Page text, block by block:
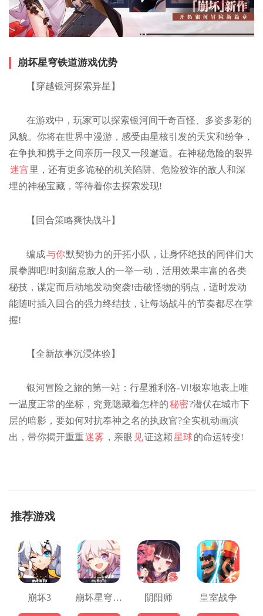
崩坏星穹铁道游戏优势
【穿越银河探索异星】
在游戏中，玩家可以探索银河间千奇百怪、多姿多彩的
风貌。你将在世界中漫游，感受由星核引发的天灾和纷争，
在争执和携手之间亲历一段又一段邂逅。在神秘危险的裂界
迷宫里，还有更多诡秘的机关陷阱、危险狡诈的敌人和深
埋的神秘宝藏，等待着你去探索发现!
【回合策略爽快战斗】
编成与你默契协力的开拓小队，让身怀绝技的同伴们大
展拳脚吧!时刻留意敌人的一举一动，活用效果丰富的各类
秘技，谋定而后动地发动突袭!击破怪物的弱点，适时发动
能随时插入回合的强力终结技，让每场战斗的节奏都尽在掌
握!
【全新故事沉浸体验】
银河冒险之旅的第一站：行星雅利洛-Ⅵ!极寒地表上唯
一温度正常的坐标，究竟隐藏着怎样的秘密?潜伏在城市下
层的暗影，要如何对抗奉神之名的执政官?全实机动画演
出，带你揭开重重迷雾 ，亲眼 见证这颗星球的命运转变!
推荐游戏
崩坏3 崩坏星穹铁道 阴阳师 皇室战争